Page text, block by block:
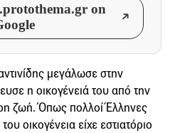
on
μεγάλωσε στην
η οικογένειά του από την
ζωή. Όπως πολλοί Έλληνες
οικογένεια είχε εστιατόριο